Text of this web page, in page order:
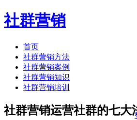
社群营销
首页
社群营销方法
社群营销案例
社群营销知识
社群营销培训
社群营销运营社群的七大